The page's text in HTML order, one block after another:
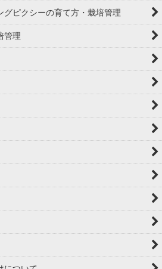
グピクシーの育て方・栽培管理
管理